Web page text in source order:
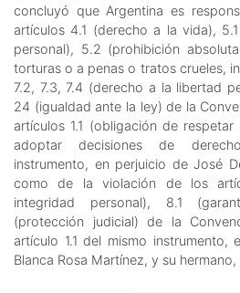
concluyó que Argentina es
artículos 4.1 (derecho a la vida),
personal), 5.2 (prohibición
torturas o a penas o tratos crueles,
7.2, 7.3, 7.4 (derecho a la libertad
24 (igualdad ante la ley) de la
artículos 1.1 (obligación de
adoptar decisiones de
instrumento, en perjuicio de José
como de la violación de los
integridad personal), 8.1
(protección judicial) de la
artículo 1.1 del mismo instrumento,
Blanca Rosa Martínez, y su